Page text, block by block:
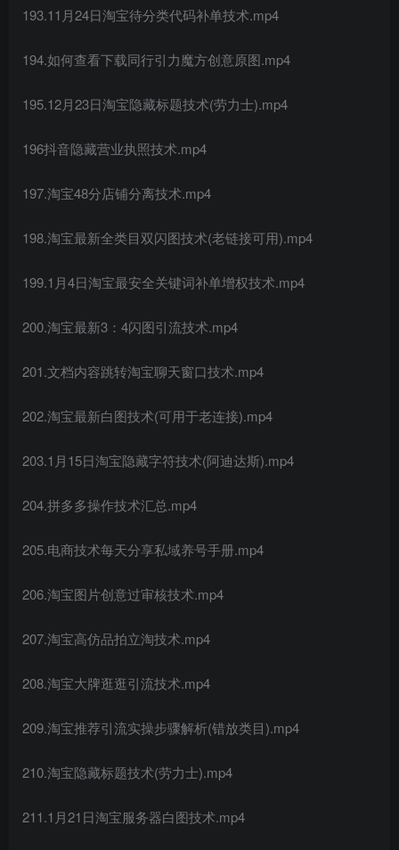
193.11月24日淘宝待分类代码补单技术.mp4
194.如何查看下载同行引力魔方创意原图.mp4
195.12月23日淘宝隐藏标题技术(劳力士).mp4
196抖音隐藏营业执照技术.mp4
197.淘宝48分店铺分离技术.mp4
198.淘宝最新全类目双闪图技术(老链接可用).mp4
199.1月4日淘宝最安全关键词补单增权技术.mp4
200.淘宝最新3：4闪图引流技术.mp4
201.文档内容跳转淘宝聊天窗口技术.mp4
202.淘宝最新白图技术(可用于老连接).mp4
203.1月15日淘宝隐藏字符技术(阿迪达斯).mp4
204.拼多多操作技术汇总.mp4
205.电商技术每天分享私域养号手册.mp4
206.淘宝图片创意过审核技术.mp4
207.淘宝高仿品拍立淘技术.mp4
208.淘宝大牌逛逛引流技术.mp4
209.淘宝推荐引流实操步骤解析(错放类目).mp4
210.淘宝隐藏标题技术(劳力士).mp4
211.1月21日淘宝服务器白图技术.mp4